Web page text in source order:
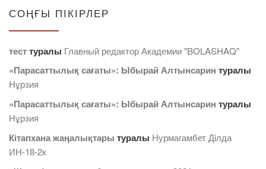
СОҢҒЫ ПІКІРЛЕР
тесттуралы Главный редактор Академии "BOLASHAQ"
«Парасаттылық сағаты»: Ыбырай Алтынсарин туралы
Нұрзия
«Парасаттылық сағаты»: Ыбырай Алтынсарин туралы
Нұрзия
Кітапхана жаңалықтары туралы Нурмагамбет Дiлда
ИН-18-2к